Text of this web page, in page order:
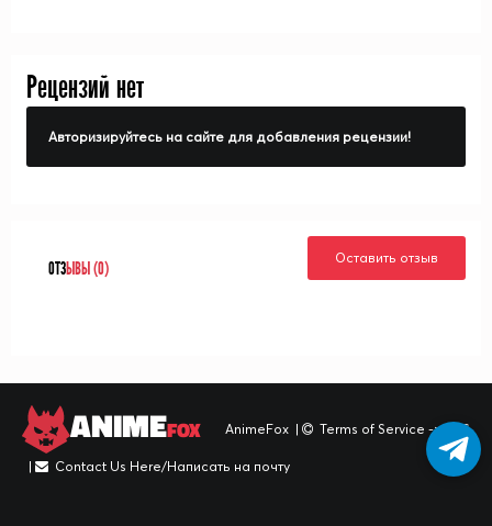
Рецензий нет
Авторизируйтесь на сайте для добавления рецензии!
ОТЗЫВЫ (0)
Оставить отзыв
ANIMEFOX AnimeFox | Terms of Service -> TOS
| Contact Us Here/Написать на почту